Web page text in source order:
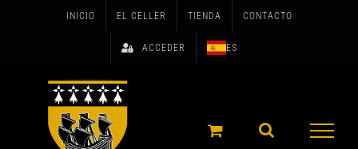
INICIO EL CELLER TIENDA CONTACTO
ACCEDER ES